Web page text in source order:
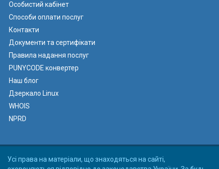
Особистий кабінет
Способи оплати послуг
Контакти
Документи та сертифікати
Правила надання послуг
PUNYCODE конвертер
Наш блог
Дзеркало Linux
WHOIS
NPRD
Усі права на матеріали, що знаходяться на сайті,